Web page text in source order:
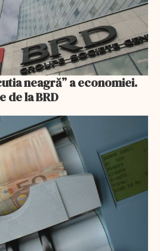
neagră” a economiei.
de la BRD